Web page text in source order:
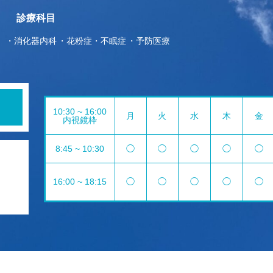
診療科目
消化器内科 花粉症・不眠症 予防医療
10:30 ~ 16:00
内視鏡枠
月 火 水 木 金
8:45 ~ 10:30 ◯ ◯ ◯ ◯ ◯
16:00 ~ 18:15 ◯ ◯ ◯ ◯ ◯